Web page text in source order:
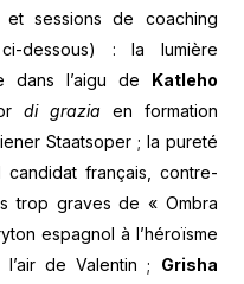
et sessions de coaching
dessous) : la lumière
dans l’aigu de
Katleho
di grazia en formation
Staatsoper ; la pureté
candidat français, contre-
trop graves de « Ombra
espagnol à l’héroïsme
de Valentin ; Grisha